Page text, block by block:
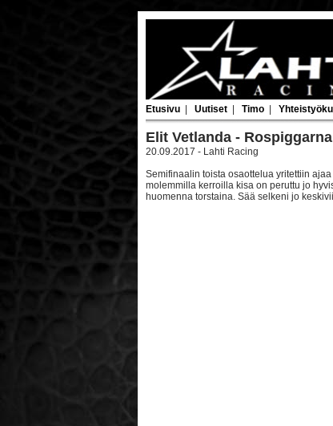
Etusivu Uutiset Timo
Elit Vetlanda -
20.09.2017 - Lahti Racing
Semifinaalin toista osaottelua yritettiin
molemmilla kerroilla kisa on peruttu jo
huomenna torstaina. Sää selkeni jo